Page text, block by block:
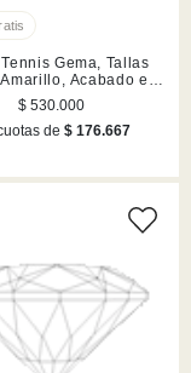
Gema, Tallas
Acabado en
tono oro
$ 530.000
de $ 176.667